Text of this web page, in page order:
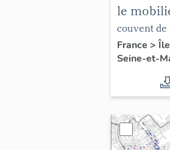
le
chapelle
couvent
hôpital
France >
Seine-et-